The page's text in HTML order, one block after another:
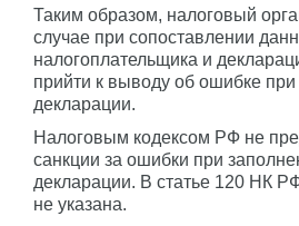
Таким образом, налоговый
случае при сопоставлении
налогоплательщика и
прийти к выводу об ошибке
декларации.
Налоговым кодексом РФ не
санкции за ошибки при
декларации. В статье 120 НК
не указана.